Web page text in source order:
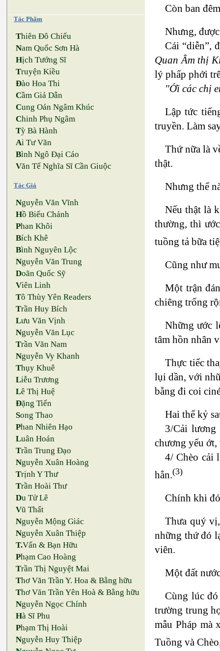
Tác Phẩm
Thiên Đô Chiếu
Nam Quốc Sơn Hà
Hịch Tướng Sĩ
Truyện Kiều
Đào Hoa Thi
Cầm Giả Dẫn
Cung Oán Ngâm Khúc
Chinh Phụ Ngâm
Tỳ Bà Hành
Ai Tư Vãn
Bình Ngô Đại Cáo
Văn Tế Nghĩa Sĩ Cần Giuộc
Tác Giả
Nguyễn Văn Vĩnh
Hồ Biểu Chánh
Phan Khôi
Bích Khê
Bình Nguyên Lộc
Nguyễn Văn Trung
Doãn Quốc Sỹ
Viên Linh
Tô Thùy Yên Readers
Trần Huy Bích
Lưu Văn Vịnh
Nguyễn Văn Lục
Trần Văn Nam
Nguyễn Vy Khanh
Thụy Khuê
Liễu Trương
Lê Thị Huệ
Đặng Tiến
Song Thao
Phan Nhiên Hạo
Luân Hoán
Trần Trung Đạo
Nguyễn Xuân Hoàng
Trịnh Y Thư
Trần Hoài Thư
Du Tử Lê
Vũ Thất
Nguyễn Mộng Giác
Nguyễn Xuân Thiệp
T.Vấn & Bạn Hữu
Phạm Cao Hoàng
Trần Thị Nguyệt Mai
Thơ Văn Trần Y. Hoa & Bằng hữu
Thơ Văn Trần Yên Hoà & Bằng hữu
Nguyễn Ngọc Chính
Hà Sĩ Phu
Phạm Thị Hoài
Nguyễn Huy Thiệp
Còn ban
Nhưng,
Cái “diễn”,
Quan Âm thị
lý phấp phới
"Ới các chị
Lập tức
truyền. Làm
Thứ nữa là
thật.
Nhưng thế
Nếu thật là
thường, thì
tuồng tả bữa
Cũng như
Một trận
chiêng trống
Những ước
tâm hồn nhân
Thực tiếc
lụi dần, với
bằng đi coi
Hai thế kỷ
3/Cải lương
chương yếu
4/ Chèo cải
hẳn.(3)
Chính khi
Thưa quý
những thứ đó
viên.
Một đất
Cùng lúc
trường trung
mẫu Pháp mà
Tuồng và